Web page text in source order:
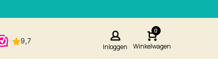
Inloggen
0
Winkelwagen